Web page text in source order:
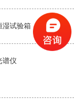
湿试验箱
谱仪